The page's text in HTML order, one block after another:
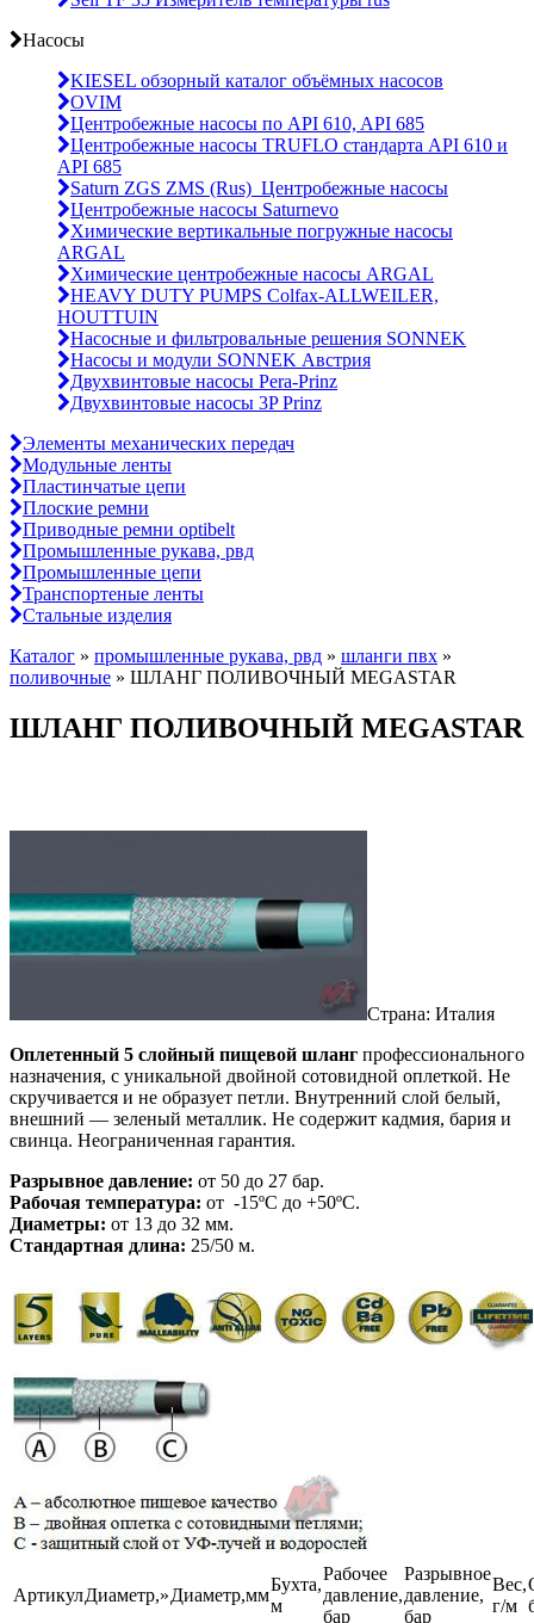
Насосы
KIESEL обзорный каталог объёмных насосов
OVIM
Центробежные насосы по API 610, API 685
Центробежные насосы TRUFLO стандарта API 610 и
API 685
Saturn ZGS ZMS (Rus)_Центробежные насосы
Центробежные насосы Saturnevo
Химические вертикальные погружные насосы
ARGAL
Химические центробежные насосы ARGAL
HEAVY DUTY PUMPS Colfax-ALLWEILER,
HOUTTUIN
Насосные и фильтровальные решения SONNEK
Насосы и модули SONNEK Австрия
Двухвинтовые насосы Pera-Prinz
Двухвинтовые насосы 3P Prinz
Элементы механических передач
Модульные ленты
Пластинчатые цепи
Плоские ремни
Приводные ремни optibelt
Промышленные рукава, рвд
Промышленные цепи
Транспортеные ленты
Стальные изделия
Каталог » промышленные рукава, рвд » шланги пвх »
поливочные » ШЛАНГ ПОЛИВОЧНЫЙ MEGASTAR
ШЛАНГ ПОЛИВОЧНЫЙ MEGASTAR
Страна: Италия
Оплетенный 5 слойный пищевой шланг профессионального
назначения, с уникальной двойной сотовидной оплеткой. Не
скручивается и не образует петли. Внутренний слой белый,
внешний — зеленый металлик. Не содержит кадмия, бария и
свинца. Неограниченная гарантия.
Разрывное давление: от 50 до 27 бар.
Рабочая температура: от -15ºC до +50ºC.
Диаметры: от 13 до 32 мм.
Стандартная длина: 25/50 м.
АртикулДиаметр,»Диаметр,мм
Бухта,
м
Рабочее
давление,
бар
Разрывное
давление,
бар
Вес,
г/м